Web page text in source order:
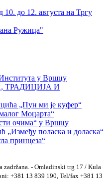
до 12. августа на Тргу
Ружица"
у Вршцу
ТРАДИЦИЈА И
„Пун ми је куфер“
Моцарта“
очима“ у Вршцу
„Између поласка и доласка“
принцеза“
zadržana. - Omladinski trg 17 / Kula
+381 13 839 190, Tel/fax +381 13